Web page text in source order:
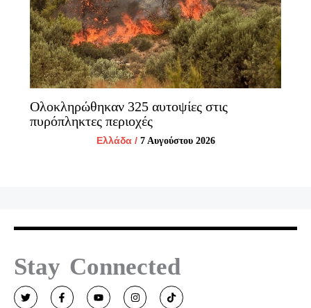
Ολοκληρώθηκαν 325 αυτοψίες στις
πυρόπληκτες περιοχές
Ελλάδα/ 7 Αυγούστου 2026
Stay Connected
T
w
F
a
Y
o
I
n
T
i